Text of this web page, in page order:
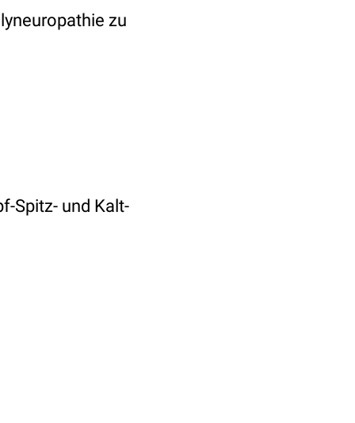
zu
Spitz- und Kalt-